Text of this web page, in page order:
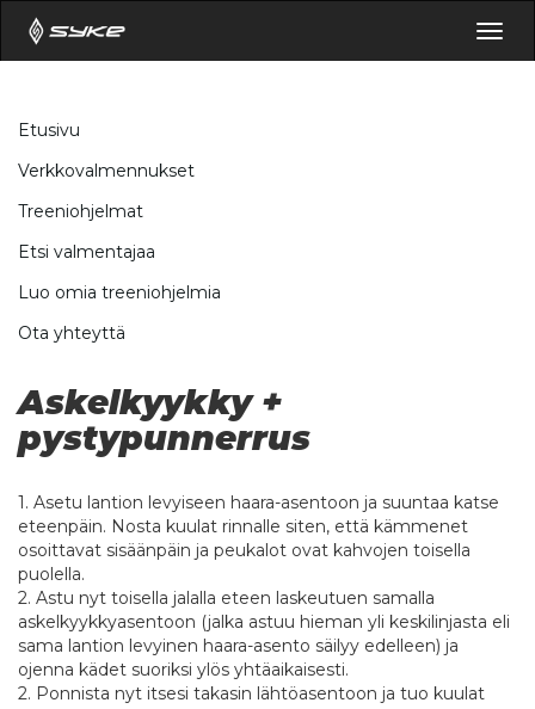
Etusivu
Verkkovalmennukset
Treeniohjelmat
Etsi valmentajaa
Luo omia treeniohjelmia
Ota yhteyttä
Askelkyykky +
pystypunnerrus
1. Asetu lantion levyiseen haara-asentoon ja suuntaa katse
eteenpäin. Nosta kuulat rinnalle siten, että kämmenet
osoittavat sisäänpäin ja peukalot ovat kahvojen toisella
puolella.
2. Astu nyt toisella jalalla eteen laskeutuen samalla
askelkyykkyasentoon (jalka astuu hieman yli keskilinjasta eli
sama lantion levyinen haara-asento säilyy edelleen) ja
ojenna kädet suoriksi ylös yhtäaikaisesti.
2. Ponnista nyt itsesi takasin lähtöasentoon ja tuo kuulat